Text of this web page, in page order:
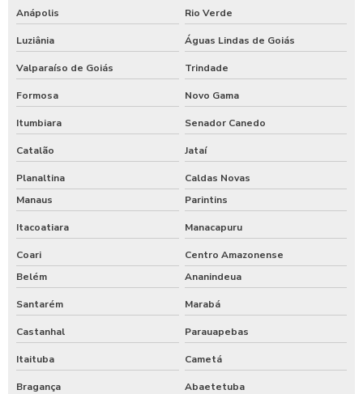
Anápolis Rio Verde
Luziânia Águas Lindas de Goiás
Valparaíso de Goiás Trindade
Formosa Novo Gama
Itumbiara Senador Canedo
Catalão Jataí
Planaltina
Caldas Novas
Manaus
Parintins
Itacoatiara Manacapuru
Coari
Centro Amazonense
Belém
Ananindeua
Santarém Marabá
Castanhal Parauapebas
Itaituba Cametá
Bragança Abaetetuba